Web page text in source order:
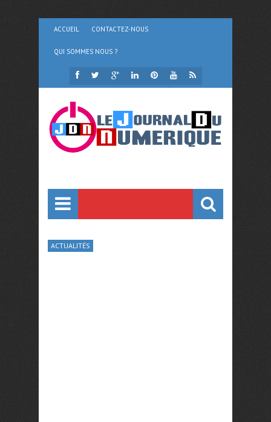
ACCUEIL CONTACTEZ-NOUS
QUI SOMMES NOUS ?
ACTUALITÉS